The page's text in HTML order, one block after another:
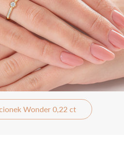
Wonder 0,22 ct